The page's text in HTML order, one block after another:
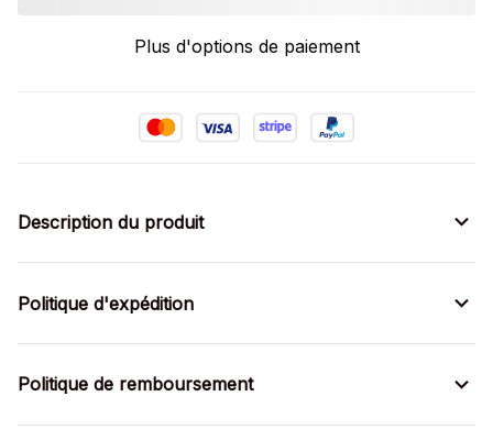
Plus d'options de paiement
Description du produit
Politique d'expédition
Politique de remboursement